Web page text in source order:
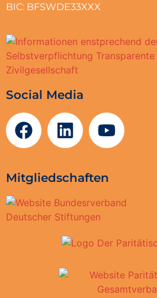
BIC: BFSWDE33XXX
Social Media
Mitgliedschaften